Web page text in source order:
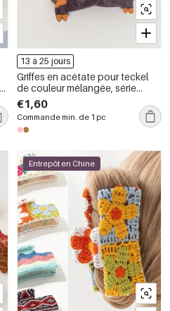
13 à 25 jours
Griffes en acétate pour teckel
de couleur mélangée, série
Simple
€1,60
Commande min. de 1 pc
Entrepôt en Chine